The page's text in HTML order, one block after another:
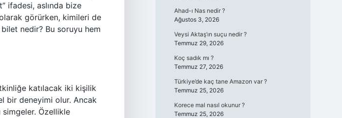
ifadesi, aslında bize
görürken, kimileri de
nedir? Bu soruyu hem
katılacak iki kişilik
bir deneyimi olur. Ancak
Özellikle
Ahad-ı Nas nedir ?
Ağustos 3, 2026
Veysi Aktaş’ın suçu nedir ?
Temmuz 29, 2026
Koç sadık mı ?
Temmuz 27, 2026
Türkiye’de kaç tane Amazon var ?
Temmuz 25, 2026
Korece mal nasıl okunur ?
Temmuz 25, 2026